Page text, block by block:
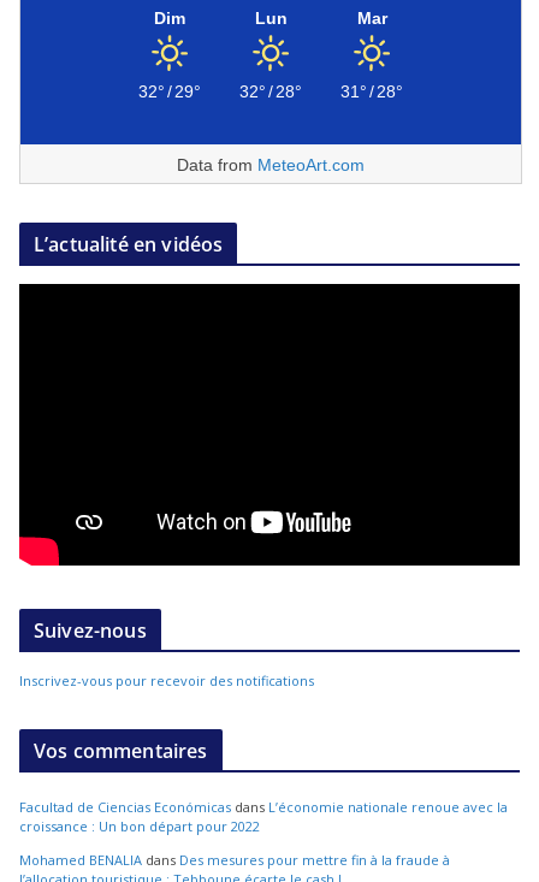
Dim
32°/29°
Lun
32°/28°
Mar
31°/28°
Data from MeteoArt.com
L’actualité en vidéos
Suivez-nous
Inscrivez-vous pour recevoir des notifications
Vos commentaires
Facultad de Ciencias Económicas dans L’économie nationale renoue avec la
croissance : Un bon départ pour 2022
Mohamed BENALIA dans Des mesures pour mettre fin à la fraude à